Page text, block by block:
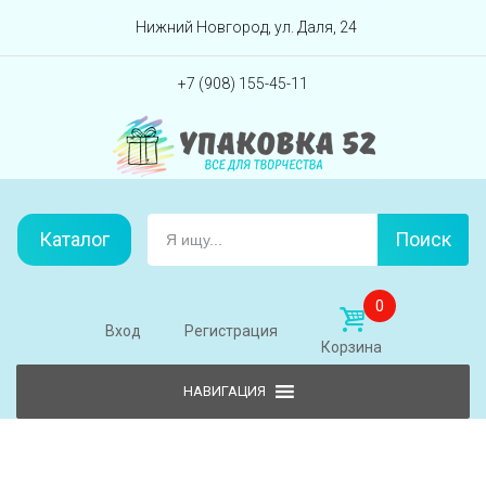
Перейти вниз
Нижний Новгород, ул. Даля, 24
+7 (908) 155-45-11
Каталог Поиск
Вход Регистрация
0
Корзина